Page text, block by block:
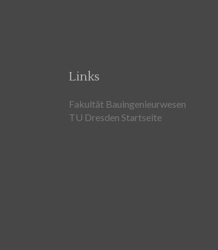
Links
Fakultät Bauingenieurwesen
TU Dresden Startseite